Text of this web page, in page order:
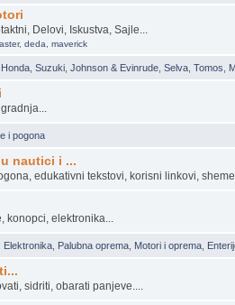
Delovi, Iskustva, Sajle...
, deda maverick
Honda Suzuki Johnson & Evinrude Selva Tomos
i pogona
nautici i ...
edukativni tekstovi, korisni linkovi,
konopci, elektronika...
Elektronika Palubna oprema Motori i oprema
sidriti, obarati panjeve....